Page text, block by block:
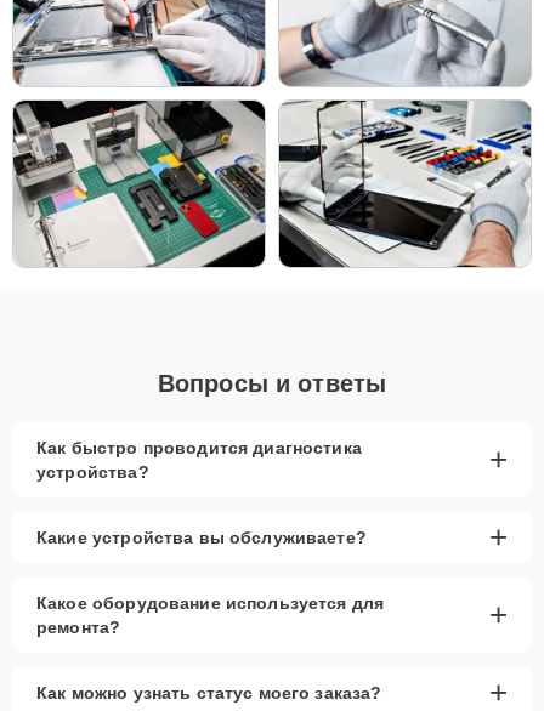
Главные особенности
сервиса
Бесплатная доставка и диагностика–
удобство без дополнительных затрат.
Низкие цены и скидки
– привлекательные
условия для всех клиентов.
Срочный ремонт за 1-2 часа– быстрый и
эффективный ремонт.
профессионального оборудования. Мы используем только
проверенные запчасти, что гарантирует долговечность
на срок до 3 лет, что обеспечит надежность вашей техники Apple
Вопросы и ответы
Как быстро проводится диагностика
устройства?
+
Какие устройства вы обслуживаете? +
Какое оборудование используется для
ремонта?
+
Как можно узнать статус моего заказа? +